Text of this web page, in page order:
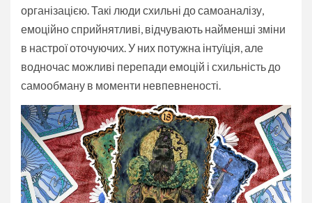
організацією. Такі люди схильні до самоаналізу,
емоційно сприйнятливі, відчувають найменші зміни
в настрої оточуючих. У них потужна інтуїція, але
водночас можливі перепади емоцій і схильність до
самообману в моменти невпевненості.